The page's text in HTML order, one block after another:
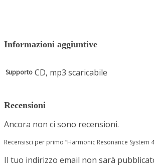
Informazioni aggiuntive
Supporto CD, mp3 scaricabile
Recensioni
Ancora non ci sono recensioni.
Recensisci per primo “Harmonic Resonance System
Il tuo indirizzo email non sarà